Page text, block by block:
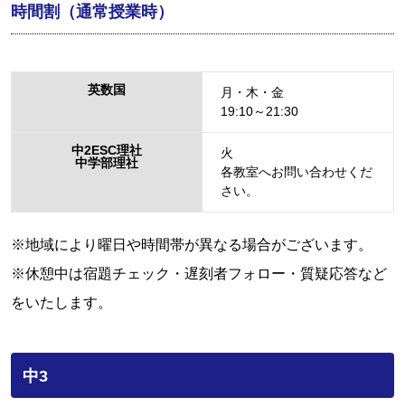
時間割（通常授業時）
英数国
月・木・金
19:10～21:30
中2ESC理社
中学部理社
火
各教室へお問い合わせくだ
さい。
※地域により曜日や時間帯が異なる場合がございます。
※休憩中は宿題チェック・遅刻者フォロー・質疑応答など
をいたします。
中3